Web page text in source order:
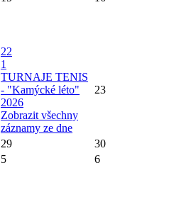
22
1
TURNAJE TENIS
- "Kamýcké léto"
2026
Zobrazit všechny
záznamy ze dne
23
29
30
5 6